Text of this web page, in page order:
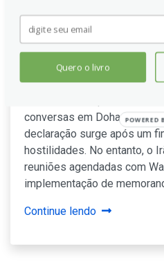
Trump Anuncia
Conversas EUA-
Teerã Nega
O Presidente dos EUA,
conversas em Doha, Catar,
declaração surge após um
hostilidades. No entanto, o
reuniões agendadas com
implementação de
Continue lendo
Quero o livro
BY